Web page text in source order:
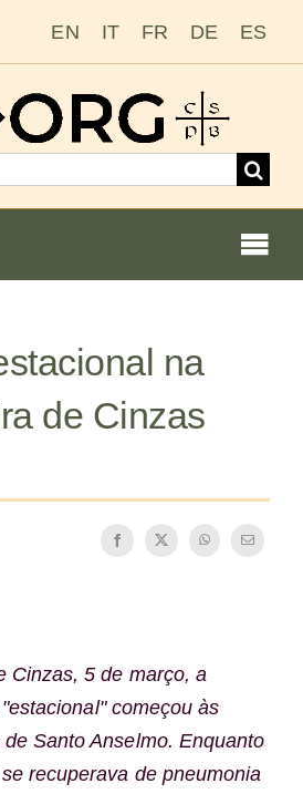
EN IT FR DE ES
na
de Cinzas
Cinzas, 5 de março, a
começou às
Santo Anselmo. Enquanto
recuperava de pneumonia